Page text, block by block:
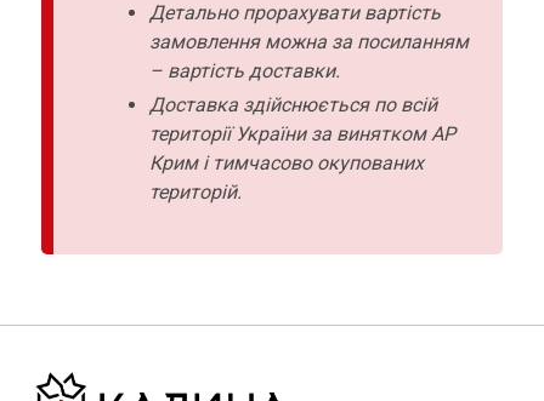
Детально прорахувати вартість
замовлення можна за посиланням
– вартість доставки.
Доставка здійснюється по всій
території України за винятком АР
Крим і тимчасово окупованих
територій.